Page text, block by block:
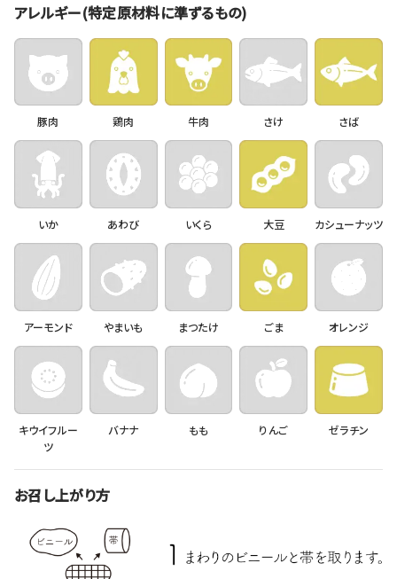
アレルギー(特定原材料に準ずるもの)
豚肉 鶏肉 牛肉 さけ さば
いか あわび いくら 大豆 カシューナッツ
アーモンド やまいも まつたけ ごま オレンジ
キウイフルー
ツ
バナナ もも りんご ゼラチン
お召し上がり方